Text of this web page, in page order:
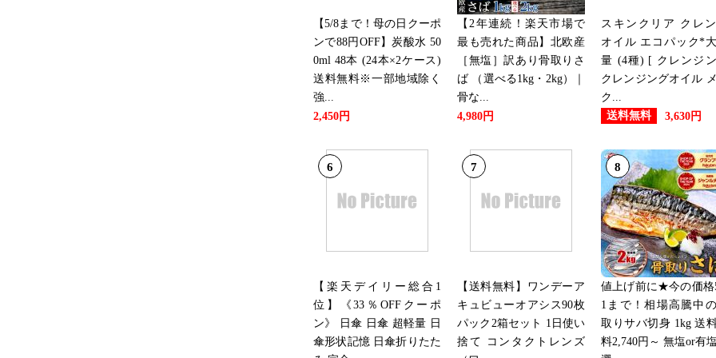
【5/8まで！母の日クーポ
ンで88円OFF】炭酸水 50
0ml 48本 (24本×2ケース)
送料無料※一部地域除く
強...
2,450円
【2年連続！楽天市場で
最も売れた商品】北欧産
［無塩］訳あり骨取りさ
ば （選べる1kg・2kg）｜
骨な...
4,980円
スキンクリア クレ
オイル エコパック*
量 (4種) [ クレンジ
クレンジングオイル
ク...
送料無料
3,630円
6
【楽天デイリー総合1
位】《33％OFFクーポ
ン》 日傘 日傘 超軽量 日
傘形状記憶 日傘折りたた
7
【送料無料】ワンデーア
キュビューオアシス90枚
パック2箱セット 1日使い
捨て コンタクトレンズ
8
値上げ前に★今の価格
1まで！相場高騰中
取りサバ切身 1kg 送
料2,740円～ 無塩or有